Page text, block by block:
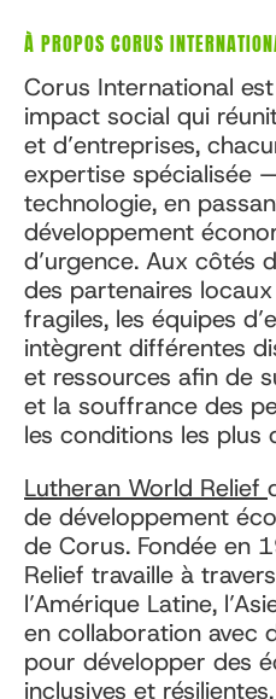
À PROPOS CORUS
Corus International
impact social qui
et d’entreprises,
expertise spécialisée
technologie, en
développement
d’urgence. Aux côtés
des partenaires
fragiles, les équipes
intègrent différentes
et ressources afin de
et la souffrance des
les conditions les plus
Lutheran World Relief
de développement
de Corus. Fondée en
Relief travaille à
l’Amérique Latine,
en collaboration avec
pour développer des
inclusives et